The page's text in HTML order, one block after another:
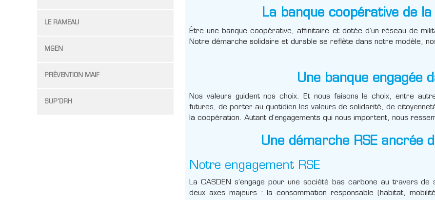
LE RAMEAU
MGEN
PRÉVENTION MAIF
SUP'DRH
La banque coopérative de
Être une banque coopérative, affinitaire et dotée d’un réseau de
Notre démarche solidaire et durable se reflète dans notre modèle,
Une banque engagée
Nos valeurs guident nos choix. Et nous faisons le choix, entre
futures, de porter au quotidien les valeurs de solidarité, de
la coopération. Autant d’engagements qui nous importent, nous
Une démarche RSE ancrée
Notre engagement RSE
La CASDEN s’engage pour une société bas carbone au travers
deux axes majeurs : la consommation responsable (habitat,